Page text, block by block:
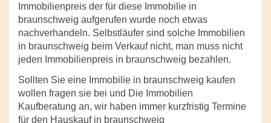
Immobilienpreis der für diese Immobilie in
braunschweig aufgerufen wurde noch etwas
nachverhandeln. Selbstläufer sind solche Immobilien
in braunschweig beim Verkauf nicht, man muss nicht
jeden Immobilienpreis in braunschweig bezahlen.
Sollten Sie eine Immobilie in braunschweig kaufen
wollen fragen sie bei und Die Immobilien
Kaufberatung an, wir haben immer kurzfristig Termine
für den Hauskauf in braunschweig